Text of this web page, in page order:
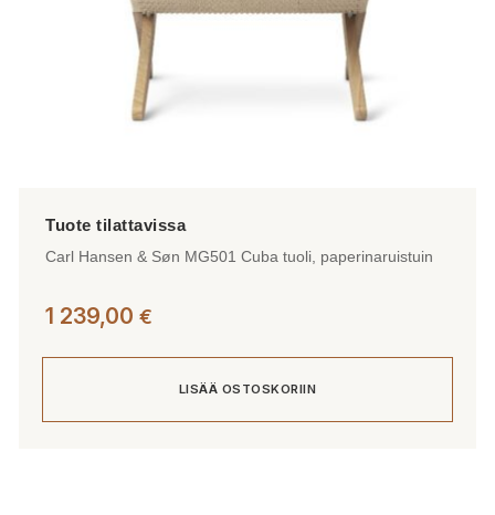
Carl Hansen & Søn MG501 Cuba tuoli, paperinaruistuin
1 239,00 €
LISÄÄ OSTOSKORIIN